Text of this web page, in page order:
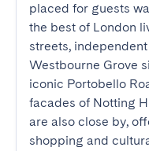
placed for guests
the best of London
streets,
Westbourne Grove
iconic Portobello
facades of Notting
are also close by,
shopping and